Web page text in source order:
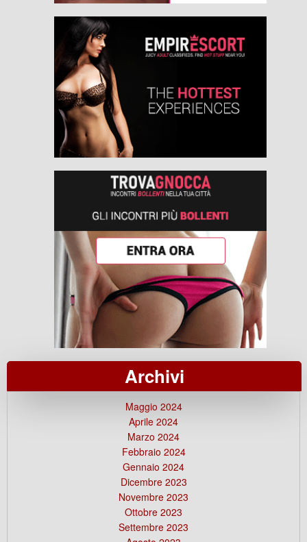
Archivi
Maggio 2024
Aprile 2024
Marzo 2024
Febbraio 2024
Gennaio 2024
Dicembre 2023
Novembre 2023
Ottobre 2023
Settembre 2023